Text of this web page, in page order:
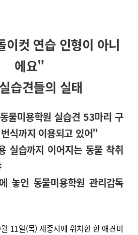
이컷 연습 인형이 아니
에요"
습견들의 실태
물미용학원 실습견 53마리 구
식까지 이용되고 있어"
실습까지 이어지는 동물 착취
놓인 동물미용학원 관리감독
11일(목) 세종시에 위치한 한 애견미